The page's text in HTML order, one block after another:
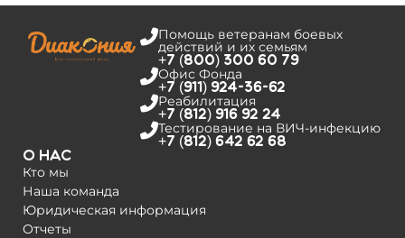
Помощь ветеранам боевых
действий и их семьям
+7 (800) 300 60 79
Офис Фонда
+7 (911) 924-36-62
Реабилитация
+7 (812) 916 92 24
Тестирование на­ ВИЧ-инфекцию
+7 (812) 642 62 68
О нас
Кто мы
Наша команда
Юридическая информация
Отчеты